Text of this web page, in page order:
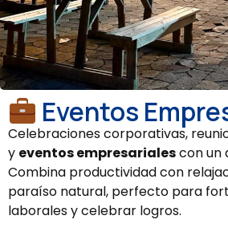
Eventos
Celebraciones corporativas,
y eventos empresarialescon un
Combina productividad con
paraíso natural, perfecto para
laborales y celebrar logros.